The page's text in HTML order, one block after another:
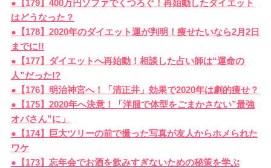
●【179】400万円ソファでくつろぐ！再始動したダイエット
はどうなった？
●【178】2020年のダイエット運が判明！痩せたいなら2月2日
までに!!
●【177】ダイエットへ再始動！相談した占い師は“運命の
人”だった!?
●【176】明治神宮へ！「清正井」効果で2020年は劇的痩せ？
●【175】2020年へ決意！「洋服で体型をごまかさない”最強
オバさん”に」
●【174】巨大ツリーの前で撮った写真が友人からホメられた
ワケ
●【173】忘年会でお酒を飲みすぎないための秘策を学ぶ